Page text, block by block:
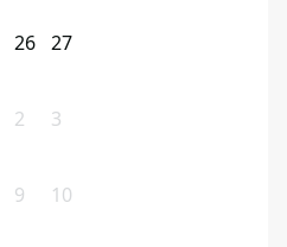
26 27
2 3
9 10